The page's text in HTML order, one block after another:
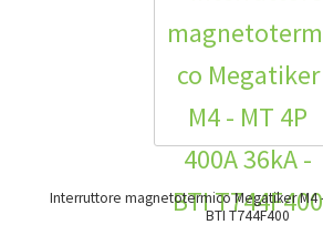
Interruttore magnetotermico Megatiker M4 –
BTI T744F400